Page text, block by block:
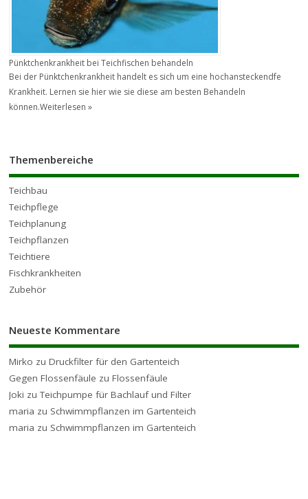
Pünktchenkrankheit bei Teichfischen behandeln
Bei der Pünktchenkrankheit handelt es sich um eine hochansteckendfe
Krankheit. Lernen sie hier wie sie diese am besten Behandeln
können.Weiterlesen »
Themenbereiche
Teichbau
Teichpflege
Teichplanung
Teichpflanzen
Teichtiere
Fischkrankheiten
Zubehör
Neueste Kommentare
Mirko zuDruckfilter für den Gartenteich
Gegen Flossenfäule zuFlossenfäule
Joki zuTeichpumpe für Bachlauf und Filter
maria zu Schwimmpflanzen im Gartenteich
maria zu Schwimmpflanzen im Gartenteich